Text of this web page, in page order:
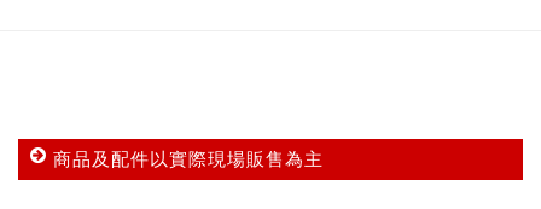
商品及配件以實際現場販售為主